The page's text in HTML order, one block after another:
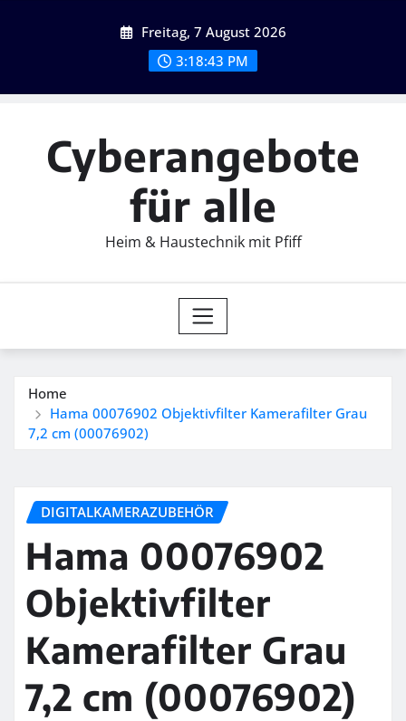
Freitag, 7 August 2026
3:18:44 PM
Cyberangebote
für alle
Heim & Haustechnik mit Pfiff
Home
Hama 00076902 Objektivfilter Kamerafilter Grau
7,2 cm (00076902)
DIGITALKAMERAZUBEHÖR
Hama 00076902
Objektivfilter
Kamerafilter Grau
7,2 cm (00076902)